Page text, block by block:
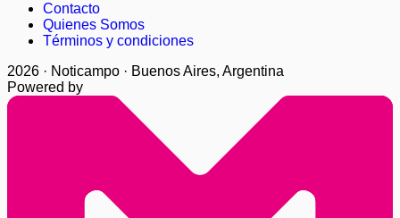
Contacto
Quienes Somos
Términos y condiciones
2026 · Noticampo · Buenos Aires, Argentina
Powered by